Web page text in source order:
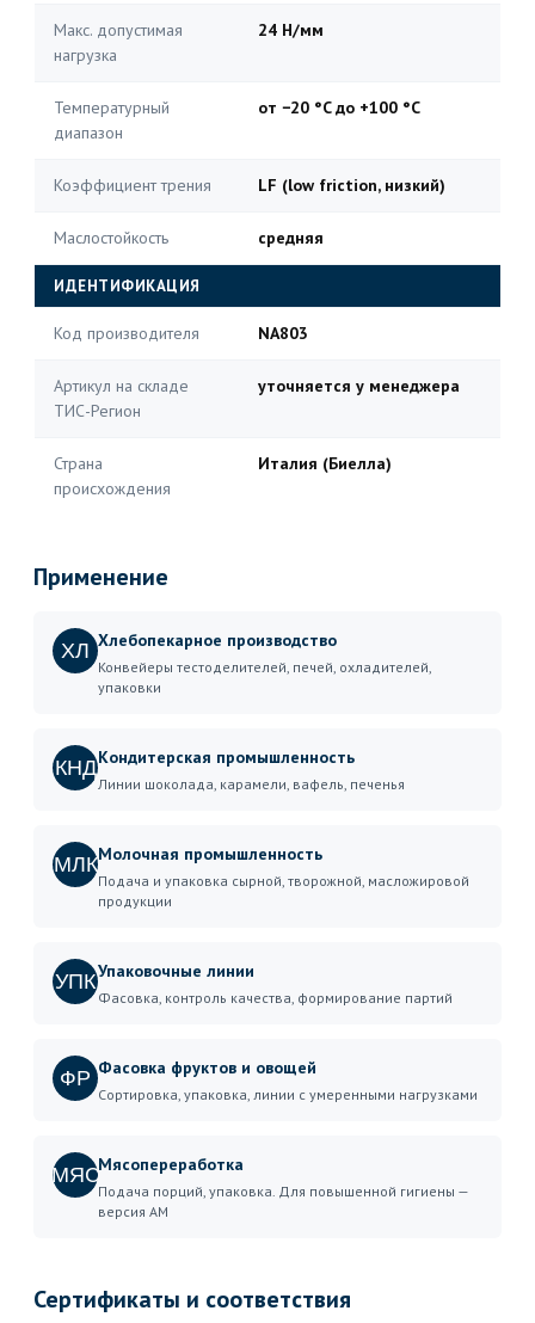
Макс. допустимая
нагрузка
24 Н/мм
Температурный
диапазон
от −20 °C до +100 °C
Коэффициент трения LF (low friction, низкий)
Маслостойкость средняя
ИДЕНТИФИКАЦИЯ
Код производителя NA803
Артикул на складе
ТИС-Регион
уточняется у менеджера
Страна
происхождения
Италия (Биелла)
Применение
ХЛ Хлебопекарное производство
Конвейеры тестоделителей, печей, охладителей,
упаковки
КНДКондитерская промышленность
Линии шоколада, карамели, вафель, печенья
МЛКМолочная промышленность
Подача и упаковка сырной, творожной, масложировой
продукции
УПКУпаковочные линии
Фасовка, контроль качества, формирование партий
ФР Фасовка фруктов и овощей
Сортировка, упаковка, линии с умеренными нагрузками
МЯСМясопереработка
Подача порций, упаковка. Для повышенной гигиены —
версия AM
Сертификаты и соответствия